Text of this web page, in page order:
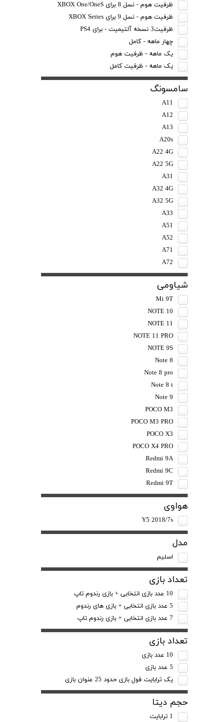
ظرفیت هوم - نسل 8 برای XBOX One/OneS
ظرفیت هوم - نسل 9 برای XBOX Series
ظرفیت3 نسخه آلتیمیت - برای PS4
چهار ماهه - کامل
یک ماهه - ظرفیت هوم
یک ماهه - ظرفیت کامل
سامسونگ
A11
A12
A13
A20s
A22 4G
A22 5G
A31
A32 4G
A32 5G
A33
A51
A52
A71
A72
شیاومی
Mi 9T
NOTE 10
NOTE 11
NOTE 11 PRO
NOTE 9S
Note 8
Note 8 pro
Note 8 t
Note 9
POCO M3
POCO M3 PRO
POCO X3
POCO X4 PRO
Redmi 9A
Redmi 9C
Redmi 9T
هواوی
Y5 2018/7s
مدل
اسلیم
تعداد بازی
10 عدد بازی انتخابی + بازی رندوم تاپ
5 عدد بازی انتخابی + بازی های رندوم
7 عدد بازی انتخابی + بازی رندوم تاپ
تعداد بازی
10 عدد بازی
5 عدد بازی
یک ترابایت فول بازی حدود 25 عنوان بازی
حجم دیتا
1 ترابایت